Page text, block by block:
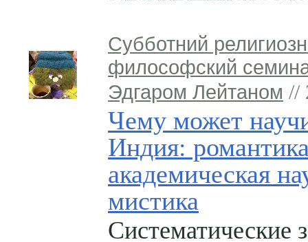
Субботний
философский
Эдгаром Лейтаном //
Чему может
Индия:
академическая
мистика
Систематические